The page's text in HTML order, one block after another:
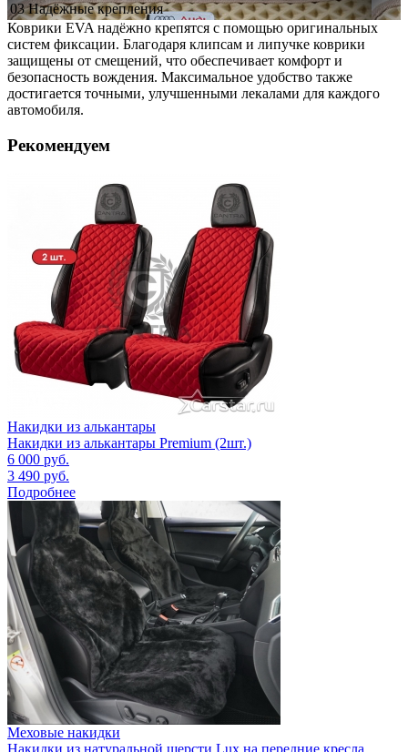
03 Надёжные крепления
Коврики EVA надёжно крепятся с помощью оригинальных
систем фиксации. Благодаря клипсам и липучке коврики
защищены от смещений, что обеспечивает комфорт и
безопасность вождения. Максимальное удобство также
достигается точными, улучшенными лекалами для каждого
автомобиля.
Рекомендуем
Накидки из алькантары
Накидки из алькантары Premium (2шт.)
6 000 руб.
3 490 руб.
Подробнее
Меховые накидки
Накидки из натуральной шерсти Lux на передние кресла